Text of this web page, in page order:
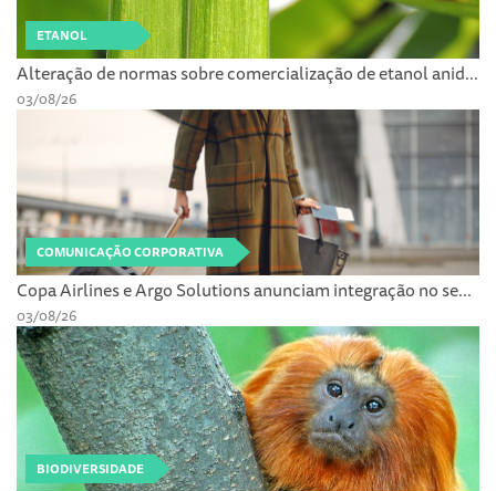
ETANOL
Alteração de normas sobre comercialização de etanol anid...
03/08/26
COMUNICAÇÃO CORPORATIVA
Copa Airlines e Argo Solutions anunciam integração no se...
03/08/26
BIODIVERSIDADE